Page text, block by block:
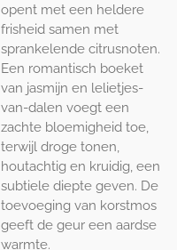
opent met een heldere
frisheid samen met
sprankelende citrusnoten.
Een romantisch boeket
van jasmijn en lelietjes-
van-dalen voegt een
zachte bloemigheid toe,
terwijl droge tonen,
houtachtig en kruidig, een
subtiele diepte geven. De
toevoeging van korstmos
geeft de geur een aardse
warmte.